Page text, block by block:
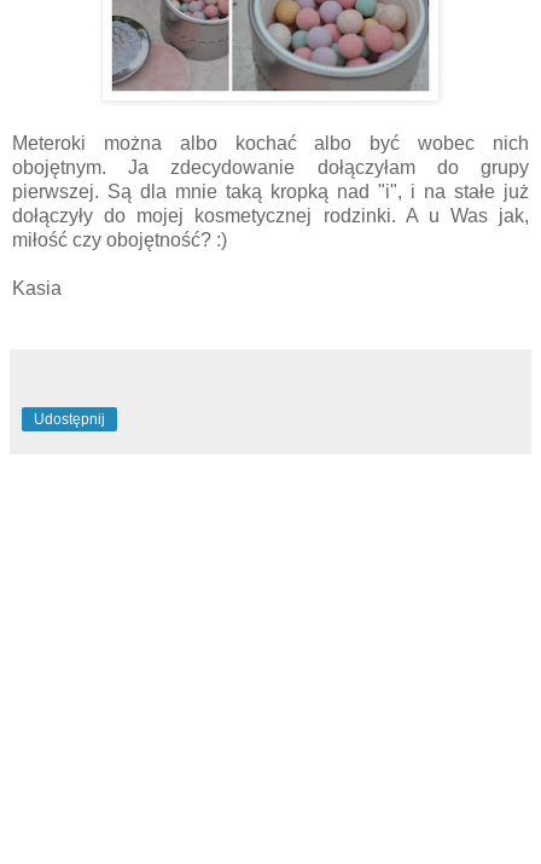
Meteroki można albo kochać albo być wobec nich
obojętnym. Ja zdecydowanie dołączyłam do grupy
pierwszej. Są dla mnie taką kropką nad "i", i na stałe już
dołączyły do mojej kosmetycznej rodzinki. A u Was jak,
miłość czy obojętność? :)
Kasia
Udostępnij